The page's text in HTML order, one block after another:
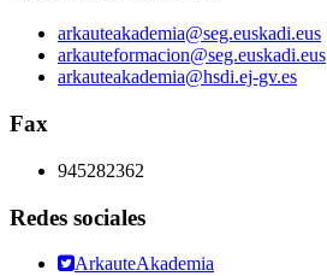
arkauteakademia@seg.euskadi.eus
arkauteformacion@seg.euskadi.eus
arkauteakademia@hsdi.ej-gv.es
Fax
945282362
Redes sociales
ArkauteAkademia